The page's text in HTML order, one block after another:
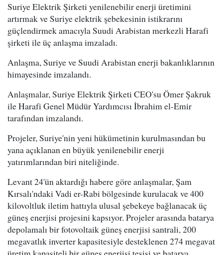
Suriye Elektrik Şirketi yenilenebilir enerji üretimini
artırmak ve Suriye elektrik şebekesinin istikrarını
güçlendirmek amacıyla Suudi Arabistan merkezli Harafi
şirketi ile üç anlaşma imzaladı.
Anlaşma, Suriye ve Suudi Arabistan enerji bakanlıklarının
himayesinde imzalandı.
Anlaşmalar, Suriye Elektrik Şirketi CEO'su Ömer Şakruk
ile Harafi Genel Müdür Yardımcısı İbrahim el-Emir
tarafından imzalandı.
Projeler, Suriye'nin yeni hükümetinin kurulmasından bu
yana açıklanan en büyük yenilenebilir enerji
yatırımlarından biri niteliğinde.
Levant 24'ün aktardığı habere göre anlaşmalar, Şam
Kırsalı'ndaki Vadi er-Rabi bölgesinde kurulacak ve 400
kilovoltluk iletim hattıyla ulusal şebekeye bağlanacak üç
güneş enerjisi projesini kapsıyor. Projeler arasında batarya
depolamalı bir fotovoltaik güneş enerjisi santrali, 200
megavatlık inverter kapasitesiyle desteklenen 274 megavat